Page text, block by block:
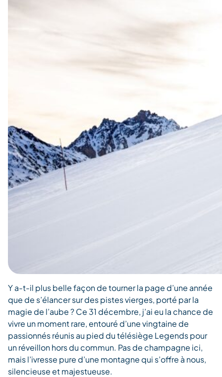
Y a-t-il plus belle façon de tourner la page d’une année
que de s’élancer sur des pistes vierges, porté par la
magie de l’aube ? Ce 31 décembre, j’ai eu la chance de
vivre un moment rare, entouré d’une vingtaine de
passionnés réunis au pied du télésiège Legends pour
un réveillon hors du commun. Pas de champagne ici,
mais l’ivresse pure d’une montagne qui s’offre à nous,
silencieuse et majestueuse.